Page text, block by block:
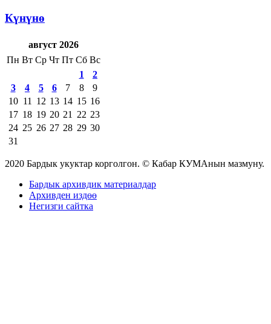
Күнүнө
август 2026
Пн Вт Ср Чт Пт Сб Вс
1
2
3
4 5 6 7 8
9
10 11 12 13 14 15 16
17 18 19 20 21 22 23
24 25 26 27 28 29 30
31
2020 Бардык укуктар корголгон. © Кабар КУМАнын мазмуну.
Бардык архивдик материалдар
Архивден издөө
Негизги сайтка